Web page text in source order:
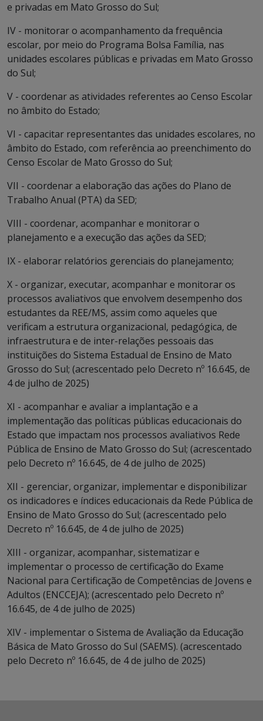
e privadas em Mato Grosso do Sul;
IV - monitorar o acompanhamento da frequência
escolar, por meio do Programa Bolsa Família, nas
unidades escolares públicas e privadas em Mato Grosso
do Sul;
V - coordenar as atividades referentes ao Censo Escolar
no âmbito do Estado;
VI - capacitar representantes das unidades escolares, no
âmbito do Estado, com referência ao preenchimento do
Censo Escolar de Mato Grosso do Sul;
VII - coordenar a elaboração das ações do Plano de
Trabalho Anual (PTA) da SED;
VIII - coordenar, acompanhar e monitorar o
planejamento e a execução das ações da SED;
IX - elaborar relatórios gerenciais do planejamento;
X - organizar, executar, acompanhar e monitorar os
processos avaliativos que envolvem desempenho dos
estudantes da REE/MS, assim como aqueles que
verificam a estrutura organizacional, pedagógica, de
infraestrutura e de inter-relações pessoais das
instituições do Sistema Estadual de Ensino de Mato
Grosso do Sul; (acrescentado pelo Decreto nº 16.645, de
4 de julho de 2025)
XI - acompanhar e avaliar a implantação e a
implementação das políticas públicas educacionais do
Estado que impactam nos processos avaliativos Rede
Pública de Ensino de Mato Grosso do Sul; (acrescentado
pelo Decreto nº 16.645, de 4 de julho de 2025)
XII - gerenciar, organizar, implementar e disponibilizar
os indicadores e índices educacionais da Rede Pública de
Ensino de Mato Grosso do Sul; (acrescentado pelo
Decreto nº 16.645, de 4 de julho de 2025)
XIII - organizar, acompanhar, sistematizar e
implementar o processo de certificação do Exame
Nacional para Certificação de Competências de Jovens e
Adultos (ENCCEJA); (acrescentado pelo Decreto nº
16.645, de 4 de julho de 2025)
XIV - implementar o Sistema de Avaliação da Educação
Básica de Mato Grosso do Sul (SAEMS). (acrescentado
pelo Decreto nº 16.645, de 4 de julho de 2025)